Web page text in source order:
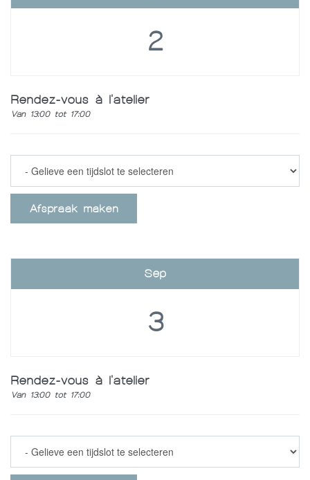
2
Rendez-vous à l'atelier
Van 13:00 tot 17:00
Afspraak maken
Sep
3
Rendez-vous à l'atelier
Van 13:00 tot 17:00